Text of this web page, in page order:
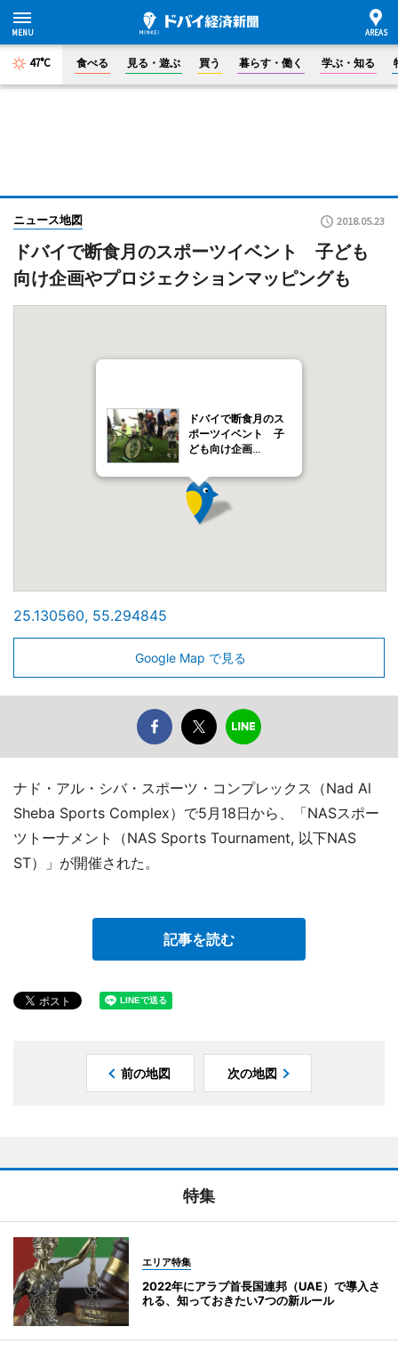
47°C 食べる 見る・遊ぶ 買う 暮らす・働く 学ぶ・知る
ニュース地図 2018.05.23
ドバイで断食月のスポーツイベント 子ども
向け企画やプロジェクションマッピングも
ドバイで断食月のス
ポーツイベント 子
ども向け企画…
25.130560, 55.294845
Google Map で見る
ナド・アル・シバ・スポーツ・コンプレックス（Nad Al
Sheba Sports Complex）で5月18日から、「NASスポー
ツトーナメント（NAS Sports Tournament, 以下NAS
ST）」が開催された。
記事を読む
前の地図 次の地図
特集
エリア特集
2022年にアラブ首長国連邦（UAE）で導入さ
れる、知っておきたい7つの新ルール